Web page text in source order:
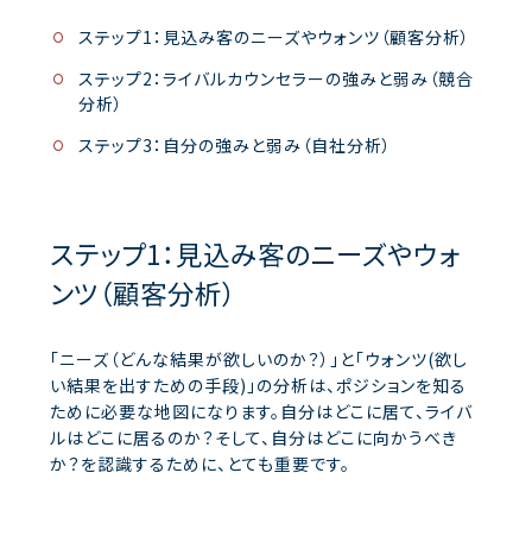
ステップ1：見込み客のニーズやウォンツ（顧客分析）
ステップ2：ライバルカウンセラーの強みと弱み（競合
分析）
ステップ3：自分の強みと弱み（自社分析）
ステップ1：見込み客のニーズやウォ
ンツ（顧客分析）
「ニーズ（どんな結果が欲しいのか？）」と「ウォンツ(欲し
い結果を出すための手段)」の分析は、ポジションを知る
ために必要な地図になります。自分はどこに居て、ライバ
ルはどこに居るのか？そして、自分はどこに向かうべき
か？を認識するために、とても重要です。